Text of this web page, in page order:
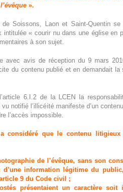
».
de Soissons, Laon et Saint-Quentin
intitulée « courir nu dans une église en
à son sujet.
avec avis de réception du 9 mars
du contenu publié et en demandait
6.I.2 de la LCEN la
notifié l’illicéité manifeste d’un
l’accès impossible.
a considéré que le contenu
de l’évêque, sans son
d’une information légitime du
9 du Code civil ;
présentaient un caractère